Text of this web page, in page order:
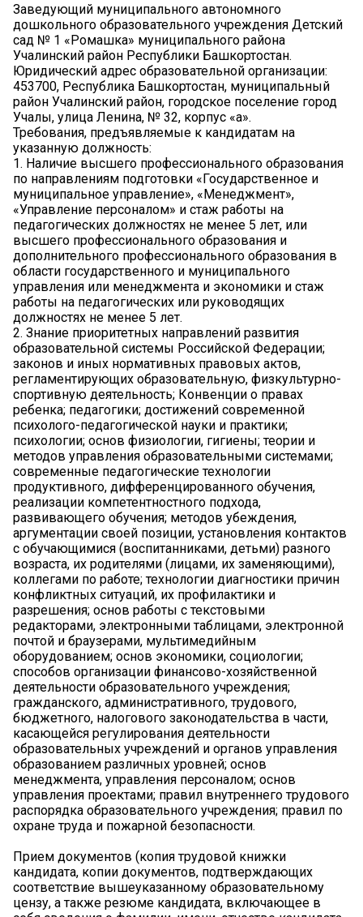
Заведующий муниципального автономного
дошкольного образовательного учреждения Детский
сад № 1 «Ромашка» муниципального района
Учалинский район Республики Башкортостан.
Юридический адрес образовательной организации:
453700, Республика Башкортостан, муниципальный
район Учалинский район, городское поселение город
Учалы, улица Ленина, № 32, корпус «а».
Требования, предъявляемые к кандидатам на
указанную должность:
1. Наличие высшего профессионального образования
по направлениям подготовки «Государственное и
муниципальное управление», «Менеджмент»,
«Управление персоналом» и стаж работы на
педагогических должностях не менее 5 лет, или
высшего профессионального образования и
дополнительного профессионального образования в
области государственного и муниципального
управления или менеджмента и экономики и стаж
работы на педагогических или руководящих
должностях не менее 5 лет.
2. Знание приоритетных направлений развития
образовательной системы Российской Федерации;
законов и иных нормативных правовых актов,
регламентирующих образовательную, физкультурно-
спортивную деятельность; Конвенции о правах
ребенка; педагогики; достижений современной
психолого-педагогической науки и практики;
психологии; основ физиологии, гигиены; теории и
методов управления образовательными системами;
современные педагогические технологии
продуктивного, дифференцированного обучения,
реализации компетентностного подхода,
развивающего обучения; методов убеждения,
аргументации своей позиции, установления контактов
с обучающимися (воспитанниками, детьми) разного
возраста, их родителями (лицами, их заменяющими),
коллегами по работе; технологии диагностики причин
конфликтных ситуаций, их профилактики и
разрешения; основ работы с текстовыми
редакторами, электронными таблицами, электронной
почтой и браузерами, мультимедийным
оборудованием; основ экономики, социологии;
способов организации финансово-хозяйственной
деятельности образовательного учреждения;
гражданского, административного, трудового,
бюджетного, налогового законодательства в части,
касающейся регулирования деятельности
образовательных учреждений и органов управления
образованием различных уровней; основ
менеджмента, управления персоналом; основ
управления проектами; правил внутреннего трудового
распорядка образовательного учреждения; правил по
охране труда и пожарной безопасности.
Прием документов (копия трудовой книжки
кандидата, копии документов, подтверждающих
соответствие вышеуказанному образовательному
цензу, а также резюме кандидата, включающее в